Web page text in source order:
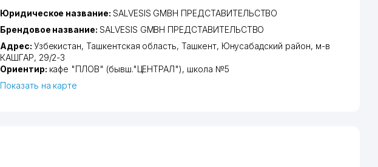
Юридическое название: SALVESIS GMBH ПРЕДСТАВИТЕЛЬСТВО
Брендовое название: SALVESIS GMBH ПРЕДСТАВИТЕЛЬСТВО
Адрес: Узбекистан,Ташкентская область,Ташкент, Юнусабадский район, м-в
КАШГАР, 29/2-3
Ориентир: кафе "ПЛОВ" (бывш."ЦЕНТРАЛ"), школа №5
Показать на карте